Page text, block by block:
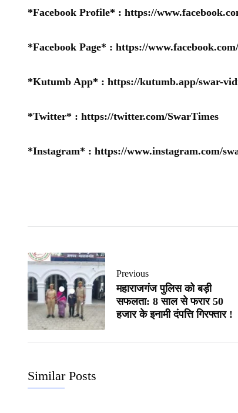
*Facebook Profile* : https://
*Facebook Page* : https://
*Kutumb App* : https://kutumb.app/swar-
*Twitter* : https://twitter.com/SwarTimes
*Instagram* : https://www.instagram.com/
Previous
महाराजगंज पुलिस को बड़ी
सफलता: 8 साल से फरार 50
हजार के इनामी दंपत्ति गिरफ्तार !
Similar Posts